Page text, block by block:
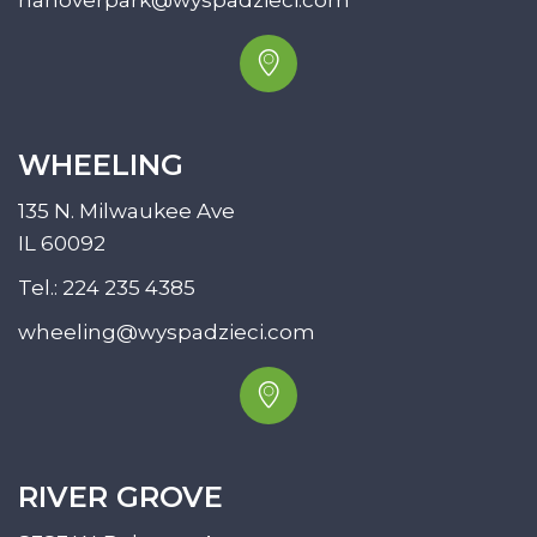
WHEELING
135 N. Milwaukee Ave
IL 60092
Tel.: 224 235 4385
wheeling@wyspadzieci.com
RIVER GROVE